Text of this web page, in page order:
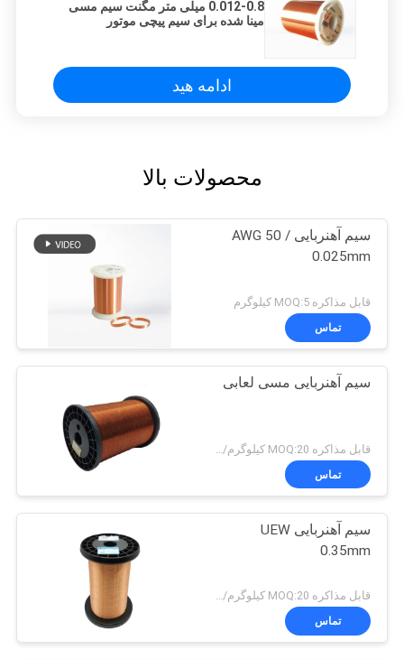
0.012-0.8 میلی متر مگنت سیم مسی
مینا شده برای سیم پیچی موتور
ادامه هید
محصولات بالا
سیم آهنربایی AWG 50 /
0.025mm
قابل مذاکره MOQ:5 کیلوگرم
تماس
سیم آهنربایی مسی لعابی
تماس
سیم آهنربایی UEW
0.35mm
قابل مذاکره MOQ:20 کیلوگرم/کیلوگرم
تماس